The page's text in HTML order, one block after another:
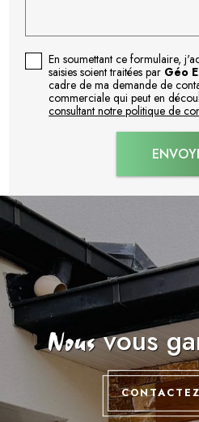
En soumettant ce formulaire,
saisies soient traitées par Géo
cadre de ma demande de
commerciale qui peut en
consultant notre politique de
Nousvous